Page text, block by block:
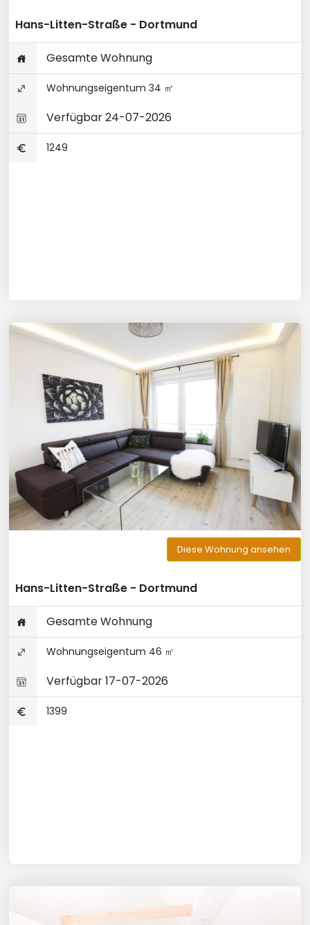
Hans-Litten-Straße - Dortmund
Gesamte Wohnung
Wohnungseigentum 34 ㎡
Verfügbar 24-07-2026
1249
Diese Wohnung ansehen
Hans-Litten-Straße - Dortmund
Gesamte Wohnung
Wohnungseigentum 46 ㎡
Verfügbar 17-07-2026
1399